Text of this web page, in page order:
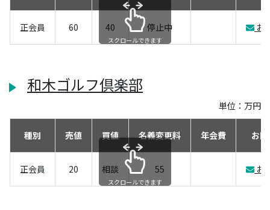
正会員 60 40 停止中 お
スクロールできます
和木ゴルフ倶楽部
単位：万円
種別 売値 買値 名義変更料 年会費 お
正会員 20 相談 55 お
スクロールできます